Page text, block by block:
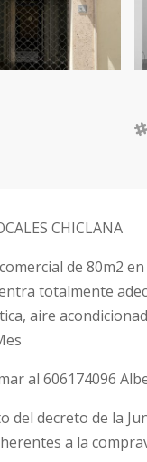
CHICLANA
de 80m2
totalmente
aire
al 606174096
del decreto de la
a la